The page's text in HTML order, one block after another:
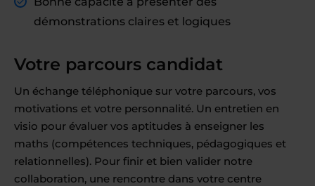
démonstrations claires et logiques
Votre parcours candidat
Un échange téléphonique sur votre parcours, vos
motivations et votre personnalité. Un entretien en
visio pour évaluer vos aptitudes à enseigner les
maths (compétences techniques, pédagogiques et
relationnelles). Pour finir et bien valider notre
collaboration, une rencontre dans votre centre